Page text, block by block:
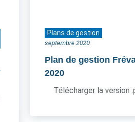
Plans de gestion
septembre 2020
Plan de gestion
2020
Télécharger la version